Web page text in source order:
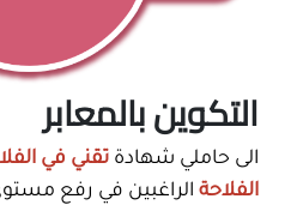
التكوين بالمعابر
الى حاملي شهادة تقني في
الفلاحة الراغبين في رفع